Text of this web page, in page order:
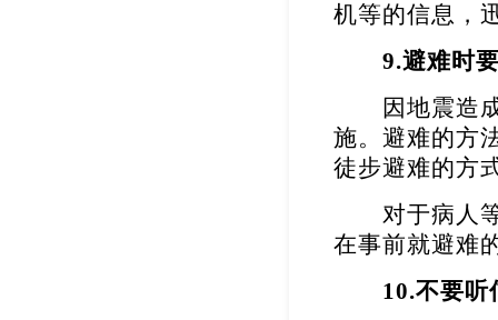
机等的信息，
9.避难时
因地震造成
施。避难的方
徒步避难的方
对于病人等
在事前就避难
10.不要听